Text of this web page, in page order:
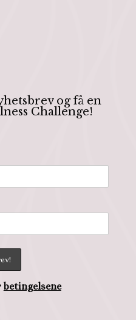
og få en
Challenge!
betingelsene